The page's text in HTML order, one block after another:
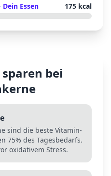
Essen 175 kcal
bei
sind die beste Vitamin-
75% des Tagesbedarfs.
oxidativem Stress.